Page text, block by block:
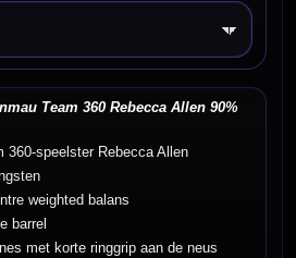
Team 360 Rebecca Allen 90%
360-speelster Rebecca Allen
weighted balans
barrel
met korte ringgrip aan de neus